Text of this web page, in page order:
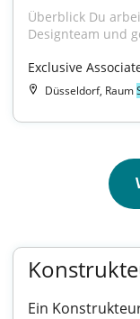
Überblick Du
Designteam und
Exclusive
Düsseldorf, Raum
Ein